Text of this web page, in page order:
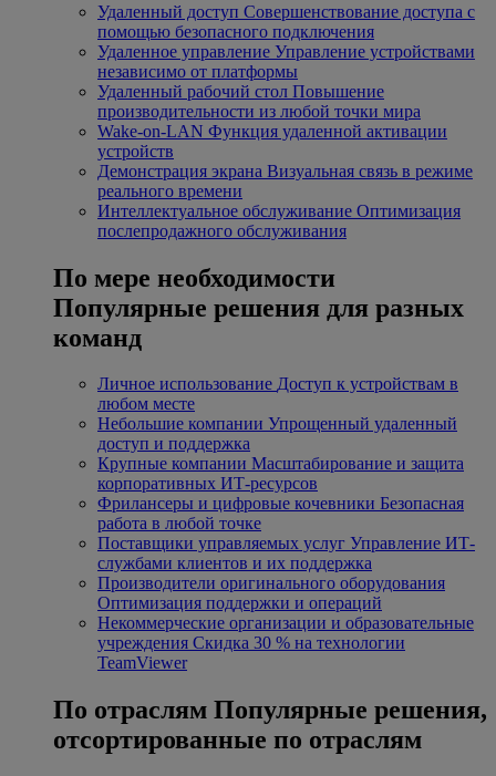
Удаленный доступ Совершенствование доступа с
помощью безопасного подключения
Удаленное управление Управление устройствами
независимо от платформы
Удаленный рабочий стол Повышение
производительности из любой точки мира
Wake-on-LAN Функция удаленной активации
устройств
Демонстрация экрана Визуальная связь в режиме
реального времени
Интеллектуальное обслуживание Оптимизация
послепродажного обслуживания
По мере необходимости
Популярные решения для разных
команд
Личное использование Доступ к устройствам в
любом месте
Небольшие компании Упрощенный удаленный
доступ и поддержка
Крупные компании Масштабирование и защита
корпоративных ИТ-ресурсов
Фрилансеры и цифровые кочевники Безопасная
работа в любой точке
Поставщики управляемых услуг Управление ИТ-
службами клиентов и их поддержка
Производители оригинального оборудования
Оптимизация поддержки и операций
Некоммерческие организации и образовательные
учреждения Скидка 30 % на технологии
TeamViewer
По отраслям Популярные решения,
отсортированные по отраслям